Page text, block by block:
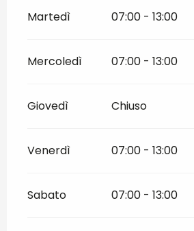
Martedì 07:00 - 13:00
Mercoledì 07:00 - 13:00
Giovedì Chiuso
Venerdì 07:00 - 13:00
Sabato 07:00 - 13:00